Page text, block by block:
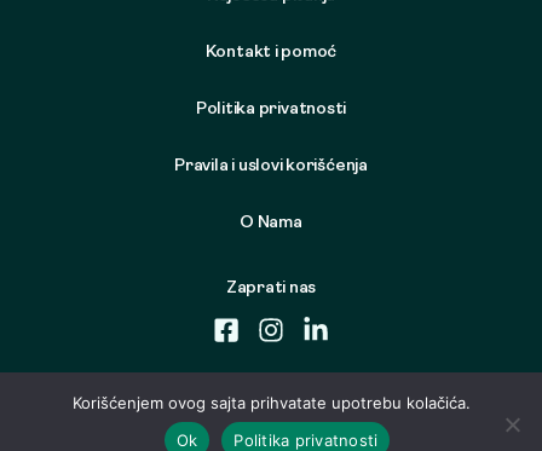
Kontakt i pomoć
Politika privatnosti
Pravila i uslovi korišćenja
O Nama
Zaprati nas
© 2026 Samo Nameštaj. Sva prava zadržana. Developed by
Korišćenjem ovog sajta prihvatate upotrebu kolačića.
Ok
Politika privatnosti